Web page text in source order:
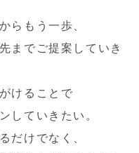
らもう一歩、
までご提案していき
けることで
していきたい。
だけでなく、